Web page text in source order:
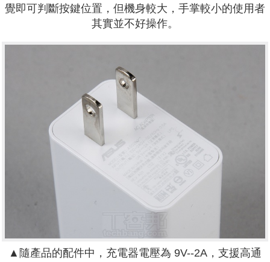
覺即可判斷按鍵位置，但機身較大，手掌較小的使用者
其實並不好操作。
▲隨產品的配件中，充電器電壓為 9V--2A，支援高通